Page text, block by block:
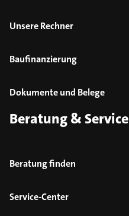
Unsere Rechner
Baufinanzierung
Dokumente und Belege
Beratung & Service
Beratung finden
Service-Center